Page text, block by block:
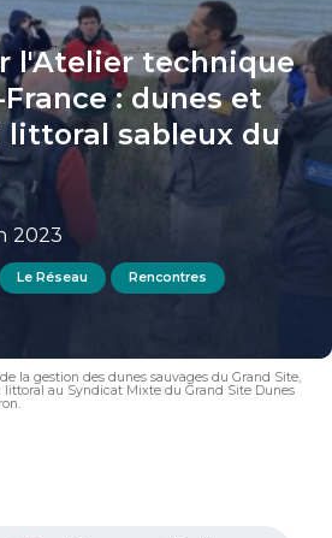
l'Atelier technique
France : dunes et
littoral sableux du
2023
Le Réseau Rencontres
la gestion des dunes sauvages du Grand Site,
littoral au Syndicat Mixte du Grand Site Dunes